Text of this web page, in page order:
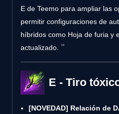
E de Teemo para ampliar las
permitir configuraciones de
híbridos como Hoja de furia y
actualizado.
E - Tiro
[NOVEDAD] Relación de